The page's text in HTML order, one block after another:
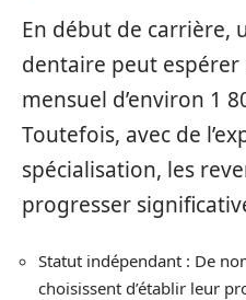
En début de carrière,
dentaire peut
mensuel d’environ 1
Toutefois, avec de
spécialisation, les
progresser
Statut indépendant : De
choisissent d’établir leur